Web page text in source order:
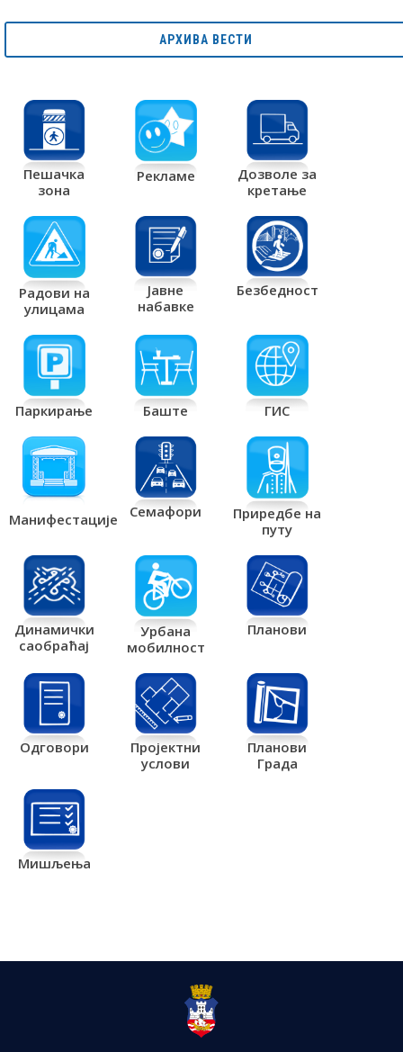
АРХИВА ВЕСТИ
Пешачка
зона
Рекламе
Дозволе за
кретање
Радови на
улицама
Јавне
набавке
Безбедност
Паркирање Баште ГИС
Манифестације Семафори
Приредбе на
путу
Динамички
саобраћај
Урбана
мобилност
Планови
Одговори
Пројектни
услови
Планови
Града
Мишљења